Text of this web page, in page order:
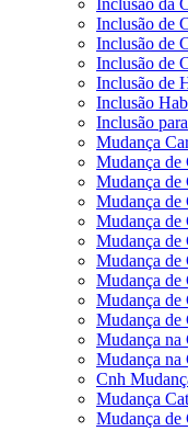
Inclusão de
Inclusão de
Inclusão de
Inclusão de
Inclusão
Inclusão
Mudança
Mudança de
Mudança de
Mudança de
Mudança de
Mudança de
Mudança de
Mudança de
Mudança de
Mudança de
Mudança na
Mudança na
Cnh
Mudança
Mudança de